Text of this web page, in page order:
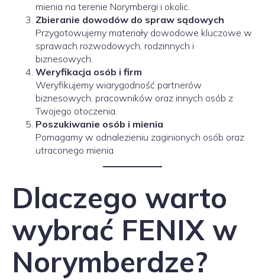
mienia na terenie Norymbergi i okolic.
Zbieranie dowodów do spraw sądowych
Przygotowujemy materiały dowodowe kluczowe w
sprawach rozwodowych, rodzinnych i
biznesowych.
Weryfikacja osób i firm
Weryfikujemy wiarygodność partnerów
biznesowych, pracowników oraz innych osób z
Twojego otoczenia.
Poszukiwanie osób i mienia
Pomagamy w odnalezieniu zaginionych osób oraz
utraconego mienia.
Dlaczego warto
wybrać FENIX w
Norymberdze?